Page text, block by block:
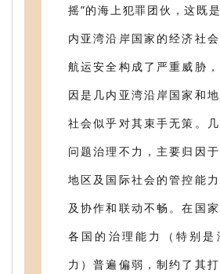
摇”的海上犯罪团伙，这既
内亚湾沿岸国家的经济社
航运安全构成了严重威胁
因是几内亚湾沿岸国家和
社会似乎对其束手无策。
问题治理不力，主要归因于
地区及国际社会的管控能
及协作和联动不畅。在国
各国的治理能力（特别是
力）普遍偏弱，制约了其